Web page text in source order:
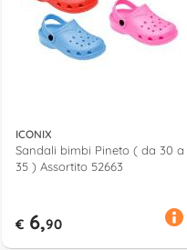
ICONIX
Sandali bimbi Pineto ( da 30 a
35 ) Assortito 52663
€ 6,90